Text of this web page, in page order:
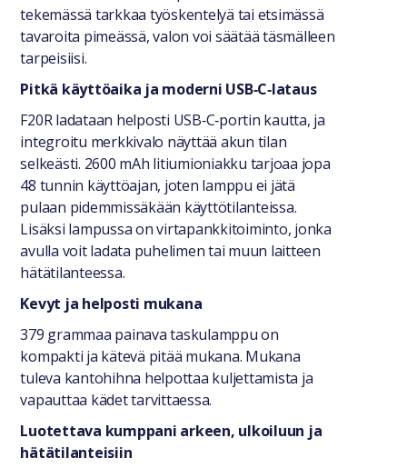
tekemässä tarkkaa työskentelyä tai etsimässä
tavaroita pimeässä, valon voi säätää täsmälleen
tarpeisiisi.
Pitkä käyttöaika ja moderni USB‑C‑lataus
F20R ladataan helposti USB‑C‑portin kautta, ja
integroitu merkkivalo näyttää akun tilan
selkeästi. 2600 mAh litiumioniakku tarjoaa jopa
48 tunnin käyttöajan, joten lamppu ei jätä
pulaan pidemmissäkään käyttötilanteissa.
Lisäksi lampussa on virtapankkitoiminto, jonka
avulla voit ladata puhelimen tai muun laitteen
hätätilanteessa.
Kevyt ja helposti mukana
379 grammaa painava taskulamppu on
kompakti ja kätevä pitää mukana. Mukana
tuleva kantohihna helpottaa kuljettamista ja
vapauttaa kädet tarvittaessa.
Luotettava kumppani arkeen, ulkoiluun ja
hätätilanteisiin